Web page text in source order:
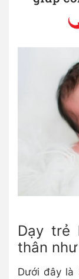
Dạy trẻ
thân
Dưới đây